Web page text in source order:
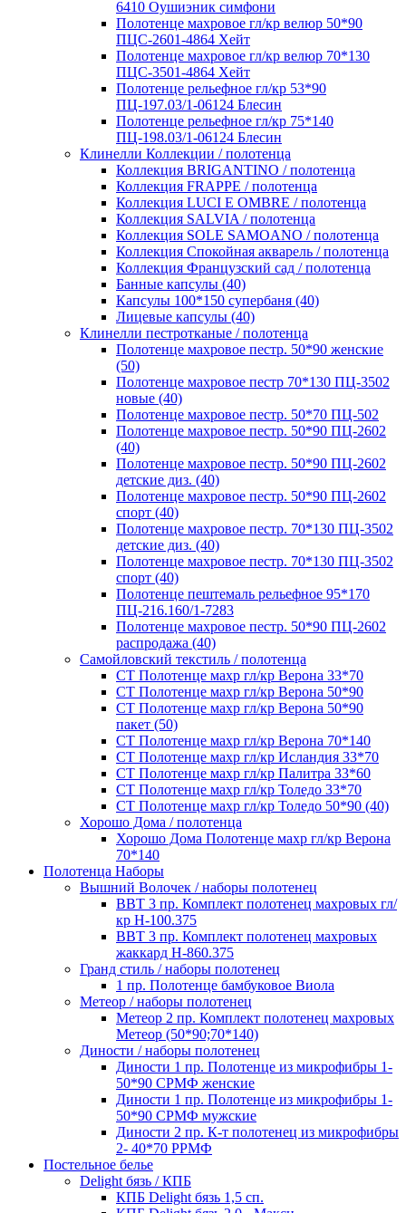
6410 Оушиэник симфони
Полотенце махровое гл/кр велюр 50*90
ПЦС-2601-4864 Хейт
Полотенце махровое гл/кр велюр 70*130
ПЦС-3501-4864 Хейт
Полотенце рельефное гл/кр 53*90
ПЦ-197.03/1-06124 Блесин
Полотенце рельефное гл/кр 75*140
ПЦ-198.03/1-06124 Блесин
Клинелли Коллекции / полотенца
Коллекция BRIGANTINO / полотенца
Коллекция FRAPPE / полотенца
Коллекция LUCI E OMBRE / полотенца
Коллекция SALVIA / полотенца
Коллекция SOLE SAMOANO / полотенца
Коллекция Спокойная акварель / полотенца
Коллекция Французский сад / полотенца
Банные капсулы (40)
Капсулы 100*150 супербаня (40)
Лицевые капсулы (40)
Клинелли пестротканые / полотенца
Полотенце махровое пестр. 50*90 женские
(50)
Полотенце махровое пестр 70*130 ПЦ-3502
новые (40)
Полотенце махровое пестр. 50*70 ПЦ-502
Полотенце махровое пестр. 50*90 ПЦ-2602
(40)
Полотенце махровое пестр. 50*90 ПЦ-2602
детские диз. (40)
Полотенце махровое пестр. 50*90 ПЦ-2602
спорт (40)
Полотенце махровое пестр. 70*130 ПЦ-3502
детские диз. (40)
Полотенце махровое пестр. 70*130 ПЦ-3502
спорт (40)
Полотенце пештемаль рельефное 95*170
ПЦ-216.160/1-7283
Полотенце махровое пестр. 50*90 ПЦ-2602
распродажа (40)
Самойловский текстиль / полотенца
СТ Полотенце махр гл/кр Верона 33*70
СТ Полотенце махр гл/кр Верона 50*90
СТ Полотенце махр гл/кр Верона 50*90
пакет (50)
СТ Полотенце махр гл/кр Верона 70*140
СТ Полотенце махр гл/кр Исландия 33*70
СТ Полотенце махр гл/кр Палитра 33*60
СТ Полотенце махр гл/кр Толедо 33*70
СТ Полотенце махр гл/кр Толедо 50*90 (40)
Хорошо Дома / полотенца
Хорошо Дома Полотенце махр гл/кр Верона
70*140
Полотенца Наборы
Вышний Волочек / наборы полотенец
ВВТ 3 пр. Комплект полотенец махровых гл/
кр Н-100.375
ВВТ 3 пр. Комплект полотенец махровых
жаккард Н-860.375
Гранд стиль / наборы полотенец
1 пр. Полотенце бамбуковое Виола
Метеор / наборы полотенец
Метеор 2 пр. Комплект полотенец махровых
Метеор (50*90;70*140)
Диности / наборы полотенец
Диности 1 пр. Полотенце из микрофибры 1-
50*90 СРМФ женские
Диности 1 пр. Полотенце из микрофибры 1-
50*90 СРМФ мужские
Диности 2 пр. К-т полотенец из микрофибры
2- 40*70 РРМФ
Постельное белье
Delight бязь / КПБ
КПБ Delight бязь 1,5 сп.